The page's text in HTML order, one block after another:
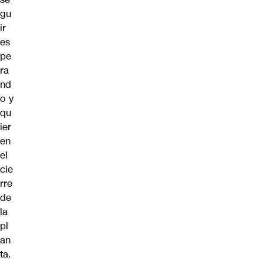
gu
ir
es
pe
ra
nd
o y
qu
ier
en
el
cie
rre
de
la
pl
an
ta.